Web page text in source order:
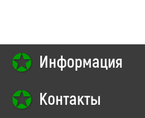
Информация
Контакты